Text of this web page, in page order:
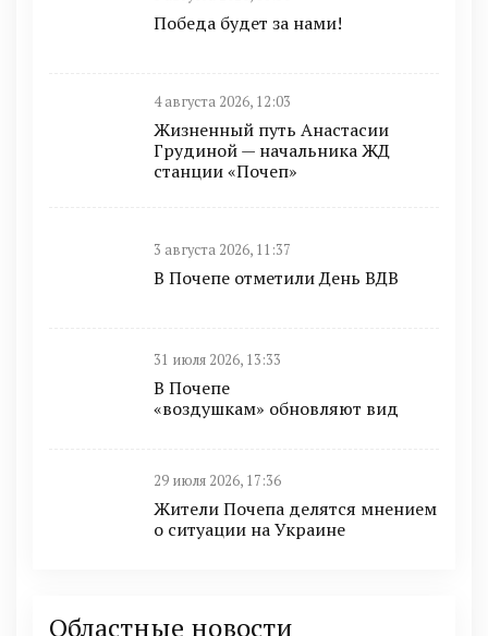
Победа будет за нами!
4 августа 2026, 12:03
Жизненный путь Анастасии
Грудиной — начальника ЖД
станции «Почеп»
3 августа 2026, 11:37
В Почепе отметили День ВДВ
31 июля 2026, 13:33
В Почепе
«воздушкам» обновляют вид
29 июля 2026, 17:36
Жители Почепа делятся мнением
о ситуации на Украине
Областные новости